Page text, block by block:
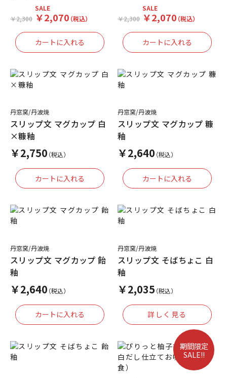
￥2,300
SALE
￥2,070（税込） ￥2,300
SALE
￥2,070（税込）
丹窓窯/丹波焼
スリップ文 マグカップ 白
×糠釉
￥2,750（税込）
丹窓窯/丹波焼
スリップ文 マグカップ 糠
釉
￥2,640（税込）
丹窓窯/丹波焼
スリップ文 マグカップ 飴
釉
￥2,640（税込）
丹窓窯/丹波焼
スリップ文 そばちょこ 白
釉
￥2,035（税込）
詳しく見る
期間限定
SALE!!